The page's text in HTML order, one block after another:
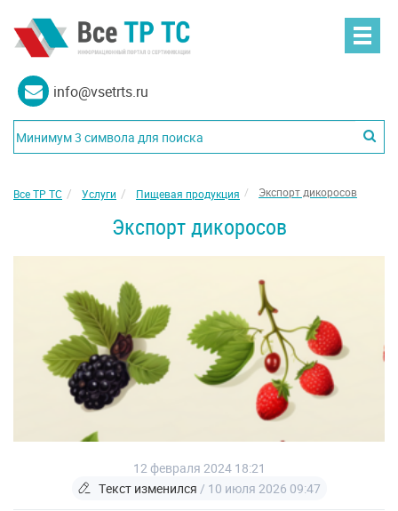
info@vsetrts.ru
Все ТР ТС Услуги Пищевая продукция Экспорт дикоросов
Экспорт дикоросов
12 февраля 2024 18:21
Текст изменился / 10 июля 2026 09:47